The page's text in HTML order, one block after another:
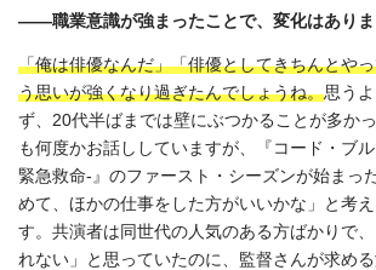
――職業意識が強まったことで、変化はありま
「俺は俳優なんだ」「俳優としてきちんとや
う思いが強くなり過ぎたんでしょうね。思う
ず、20代半ばまでは壁にぶつかることが多か
も何度かお話ししていますが、『コード・ブ
緊急救命-』のファースト・シーズンが始まっ
めて、ほかの仕事をした方がいいかな」と考
す。共演者は同世代の人気のある方ばかりで
れない」と思っていたのに、監督さんが求め